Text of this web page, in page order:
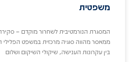
משפטית
המסגרת הנורמטיבית לשחרור מוקדם –
ממאסר מהווה סוגיה מרכזית במשפט
בין עקרונות הענישה, שיקולי השיקום ושלום